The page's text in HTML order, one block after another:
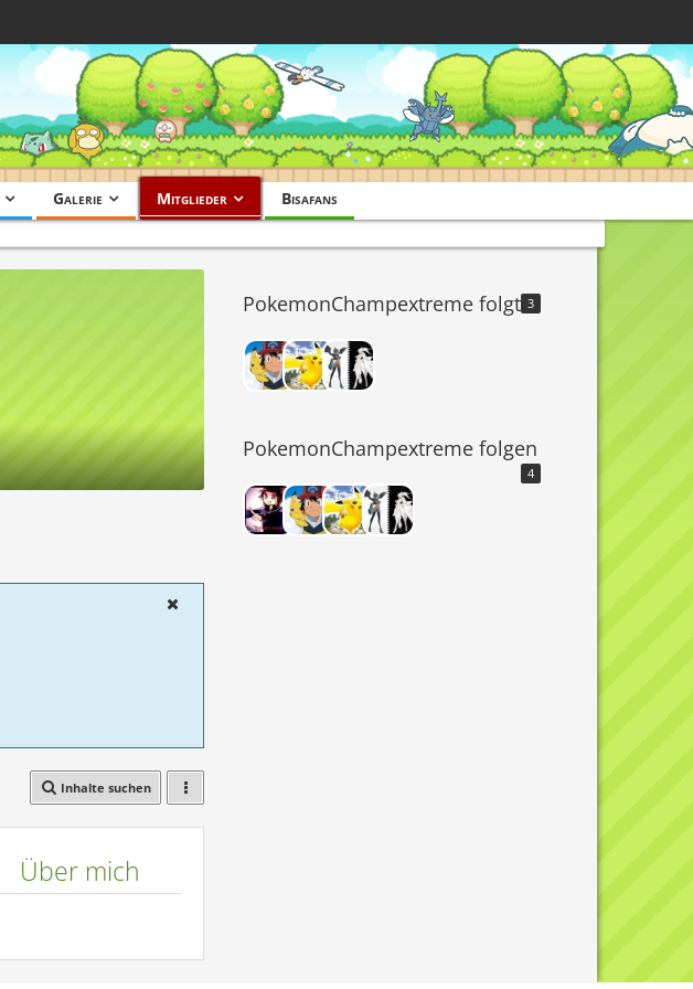
Galerie Mitglieder Bisafans
Inhalte suchen
Über mich
PokemonChampextreme folgt 3
PokemonChampextreme folgen
4